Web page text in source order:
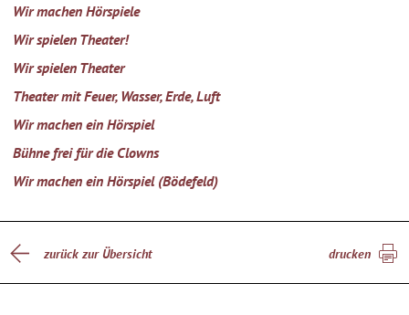
Wir machen Hörspiele
Wir spielen Theater!
Wir spielen Theater
Theater mit Feuer, Wasser, Erde, Luft
Wir machen ein Hörspiel
Bühne frei für die Clowns
Wir machen ein Hörspiel (Bödefeld)
zurück zur Übersicht drucken